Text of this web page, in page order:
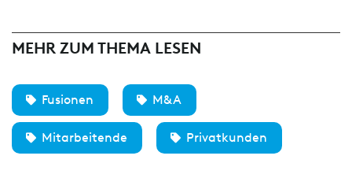
MEHR ZUM THEMA LESEN
Fusionen M&A
Mitarbeitende Privatkunden